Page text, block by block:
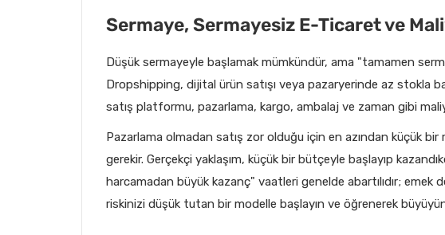
Sermaye, Sermayesiz E-Ticaret ve
Düşük sermayeyle başlamak mümkündür, ama "tamamen
Dropshipping, dijital ürün satışı veya pazaryerinde az stokla
satış platformu, pazarlama, kargo, ambalaj ve zaman gibi
Pazarlama olmadan satış zor olduğu için en azından küçük
gerekir. Gerçekçi yaklaşım, küçük bir bütçeyle başlayıp
harcamadan büyük kazanç" vaatleri genelde abartılıdır; emek
riskinizi düşük tutan bir modelle başlayın ve öğrenerek